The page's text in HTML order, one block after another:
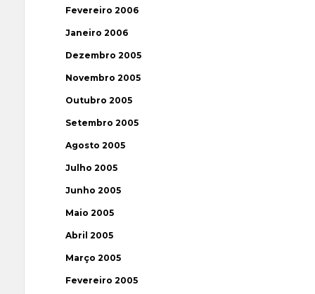
Fevereiro 2006
Janeiro 2006
Dezembro 2005
Novembro 2005
Outubro 2005
Setembro 2005
Agosto 2005
Julho 2005
Junho 2005
Maio 2005
Abril 2005
Março 2005
Fevereiro 2005